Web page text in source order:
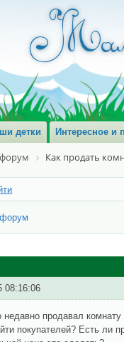
детки Интересное и
Как продать
08:16:06
недавно продавал
покупателей? Есть ли